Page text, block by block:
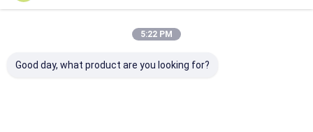
5:22 PM
Good day, what product are you looking for?